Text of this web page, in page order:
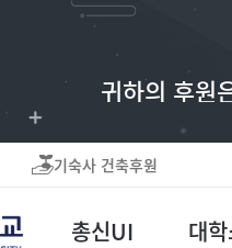
귀하의 후원
기숙사 건축후원
총신UI 대